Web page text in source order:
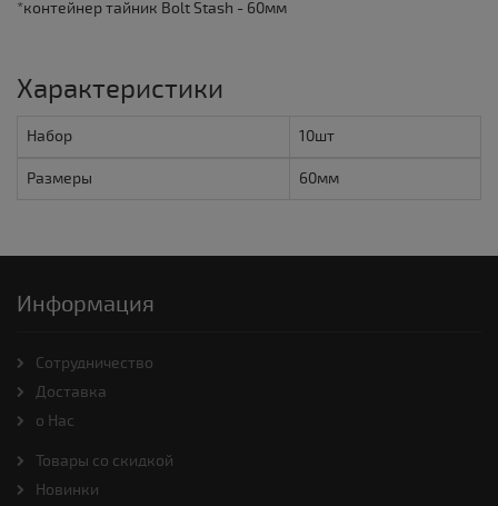
*контейнер тайник Bolt Stash - 60мм
Характеристики
Набор 10шт
Размеры 60мм
Информация
Cотрудничество
Доставка
о Нас
Товары со скидкой
Новинки